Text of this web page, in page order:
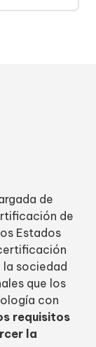
de
de
Estados
la sociedad
que los
con
requisitos
la